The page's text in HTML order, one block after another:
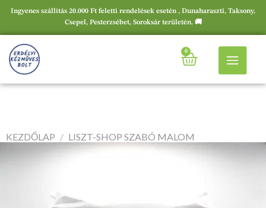
Ingyenes szállítás 20.000 Ft feletti rendelések esetén , Dunaharaszti, Taksony,
Csepel, Pesterzsébet, Soroksár területén. 🚚
0
KEZDŐLAP / LISZT-SHOP SZABÓ MALOM